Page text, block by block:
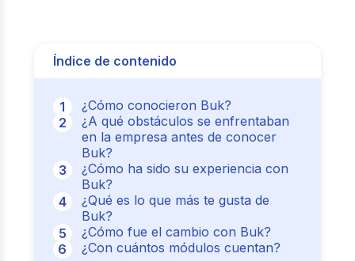
Índice de contenido
¿Cómo conocieron Buk?
¿A qué obstáculos se enfrentaban
en la empresa antes de conocer
Buk?
¿Cómo ha sido su experiencia con
Buk?
¿Qué es lo que más te gusta de
Buk?
¿Cómo fue el cambio con Buk?
¿Con cuántos módulos cuentan?